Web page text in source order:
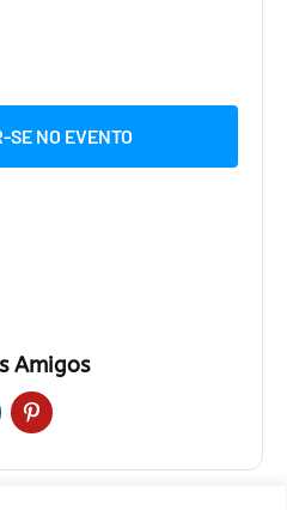
SE NO EVENTO
Amigos